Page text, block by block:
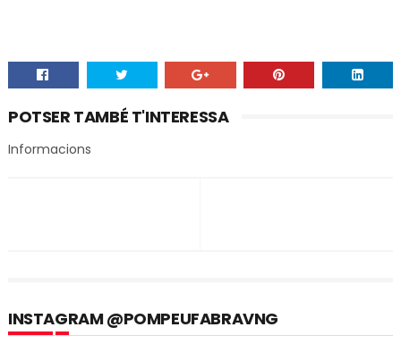
POTSER TAMBÉ T'INTERESSA
Informacions
INSTAGRAM @POMPEUFABRAVNG